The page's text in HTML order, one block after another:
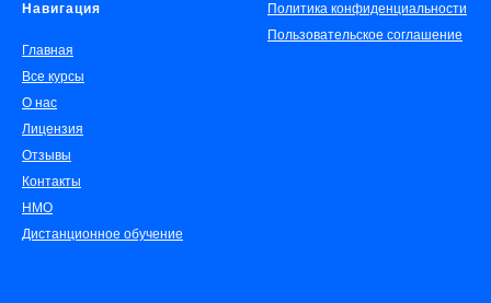
Навигация
Главная
Все курсы
О нас
Лицензия
Отзывы
Контакты
НМО
Дистанционное обучение
Политика конфиденциальности
Пользовательское соглашение